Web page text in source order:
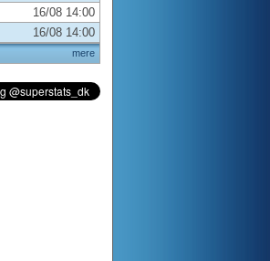
mere
16/08 14:00
16/08 14:00